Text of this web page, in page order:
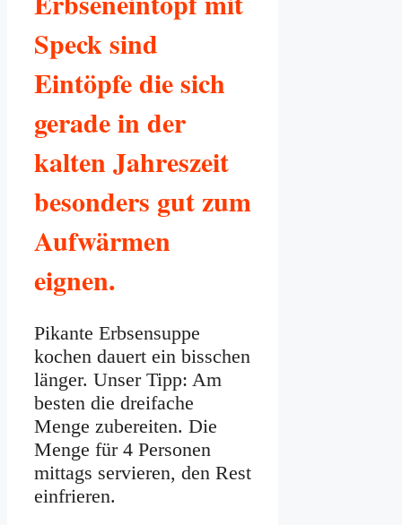
Speck sind
Eintöpfe die sich
gerade in der
kalten Jahreszeit
besonders gut zum
Aufwärmen
eignen.
Pikante Erbsensuppe
kochen dauert ein bisschen
länger. Unser Tipp: Am
besten die dreifache
Menge zubereiten. Die
Menge für 4 Personen
mittags servieren, den Rest
einfrieren.